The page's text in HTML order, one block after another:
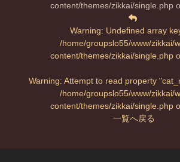
content/themes/zikkai/single.php
Warning: Undefined array
/home/groupslo55/www/zikkai/
content/themes/zikkai/single.php
Warning: Attempt to read property
/home/groupslo55/www/zikkai/
content/themes/zikkai/single.php
一覧へ戻る